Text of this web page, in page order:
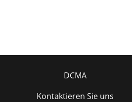
DCMA
Kontaktieren Sie uns